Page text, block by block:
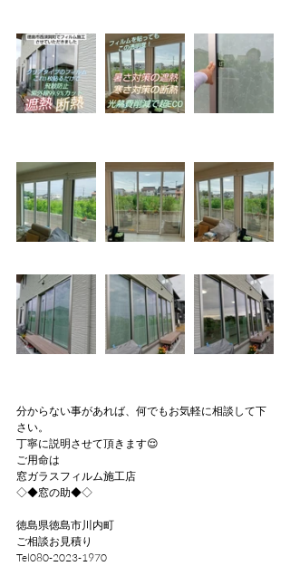
分からない事があれば、何でもお気軽に相談して下
さい。
丁寧に説明させて頂きます😌
ご用命は
窓ガラスフィルム施工店
◇◆窓の助◆◇
徳島県徳島市川内町
ご相談お見積り
Tel080-2023-1970